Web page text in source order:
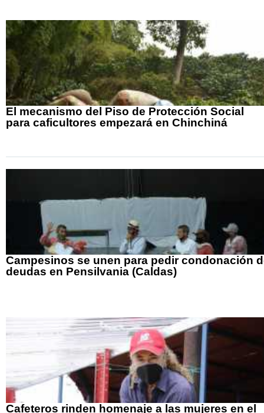
El mecanismo del Piso de Protección Social
para caficultores empezará en Chinchiná
Campesinos se unen para pedir condonación
deudas en Pensilvania (Caldas)
Cafeteros rinden homenaje a las mujeres en el